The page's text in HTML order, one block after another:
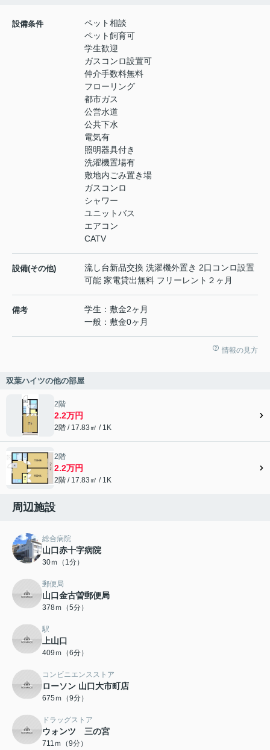
設備条件
ペット相談
ペット飼育可
学生歓迎
ガスコンロ設置可
仲介手数料無料
フローリング
都市ガス
公営水道
公共下水
電気有
照明器具付き
洗濯機置場有
敷地内ごみ置き場
ガスコンロ
シャワー
ユニットバス
エアコン
CATV
設備(その他)
流し台新品交換 洗濯機外置き 2口コンロ設置
可能 家電貸出無料 フリーレント２ヶ月
備考
学生：敷金2ヶ月
一般：敷金0ヶ月
情報の見方
双葉ハイツの他の部屋
2階
2.2万円
2階 / 17.83㎡ / 1K
2階
2.2万円
2階 / 17.83㎡ / 1K
周辺施設
総合病院
山口赤十字病院
30ｍ（1分）
郵便局
山口金古曽郵便局
378ｍ（5分）
駅
上山口
409ｍ（6分）
コンビニエンスストア
ローソン 山口大市町店
675ｍ（9分）
ドラッグストア
ウォンツ 三の宮
711ｍ（9分）